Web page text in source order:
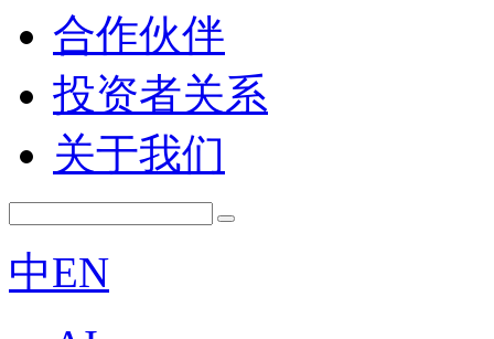
合作伙伴
投资者关系
关于我们
中EN